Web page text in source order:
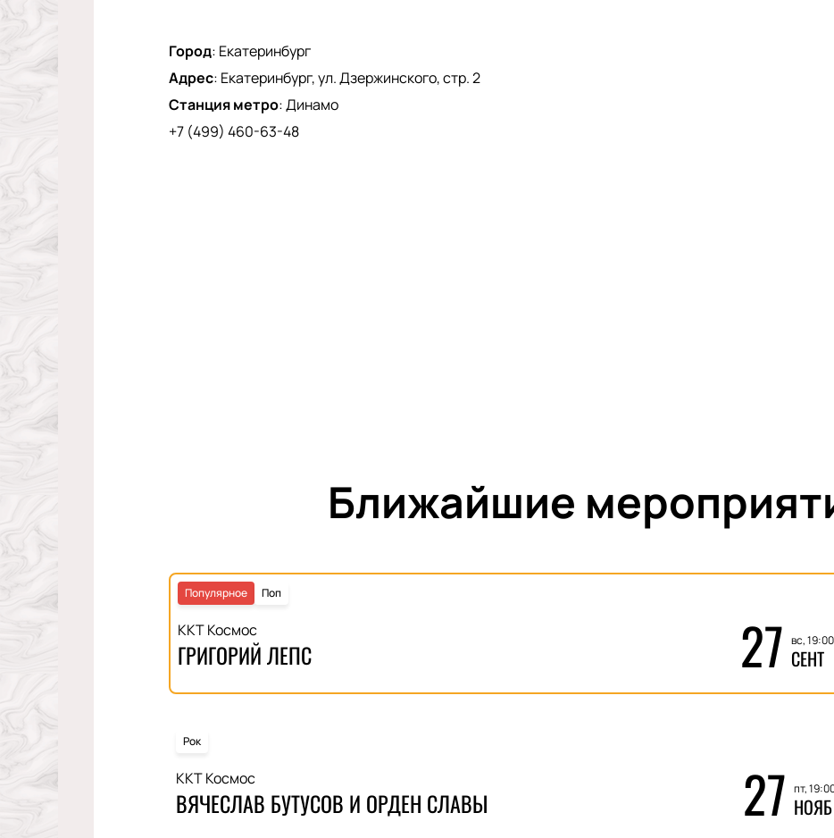
Город: Екатеринбург
Адрес: Екатеринбург, ул. Дзержинского, стр. 2
Станция метро:Динамо
+7 (499) 460-63-48
Ближайшие
Поп
Популярное
ККТ Космос
ГРИГОРИЙ ЛЕПС 27 вс, 19:00
СЕНТ
Рок
ККТ Космос
ВЯЧЕСЛАВ БУТУСОВ И ОРДЕН СЛАВЫ 27 пт,
НОЯБ